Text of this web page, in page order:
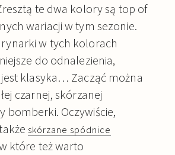
te dwa kolory są top of
wariacji w tym sezonie.
w tych kolorach
do odnalezienia,
klasyka… Zacząć można
czarnej, skórzanej
bomberki. Oczywiście,
skórzane spódnice
które też warto